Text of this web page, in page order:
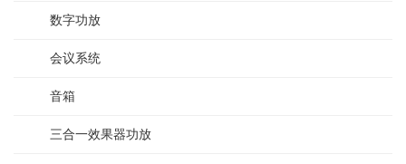
数字功放
会议系统
音箱
三合一效果器功放